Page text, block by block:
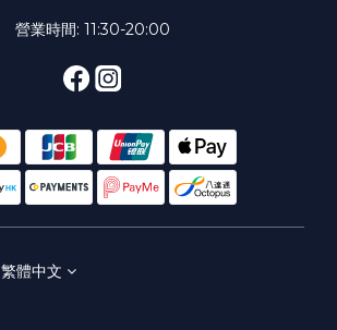
營業時間: 11:30-20:00
繁體中文